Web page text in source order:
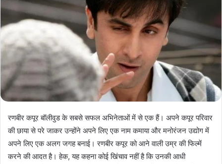
रणबीर कपूर बॉलीवुड के सबसे सफल अभिनेताओं में से एक हैं। अपने कपूर परिवार
की छाया से परे जाकर उन्होंने अपने लिए एक नाम कमाया और मनोरंजन उद्योग में
अपने लिए एक अलग जगह बनाई। रणबीर कपूर को आने वाली उम्र की फिल्में
करने की आदत है। हेक, यह कहना कोई खिंचाव नहीं है कि उनकी आधी